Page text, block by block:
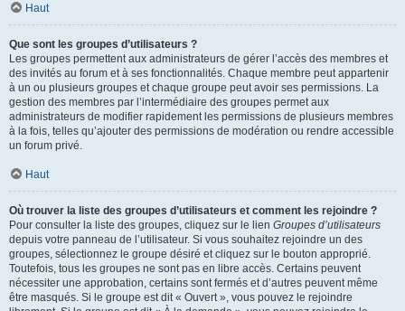
Haut
Que sont les groupes d’utilisateurs ?
Les groupes permettent aux administrateurs de gérer l’accès des membres et
des invités au forum et à ses fonctionnalités. Chaque membre peut appartenir
à un ou plusieurs groupes et chaque groupe peut avoir ses permissions. La
gestion des membres par l’intermédiaire des groupes permet aux
administrateurs de modifier rapidement les permissions de plusieurs membres
à la fois, telles qu’ajouter des permissions de modération ou rendre accessible
un forum privé.
Haut
Où trouver la liste des groupes d’utilisateurs et comment les rejoindre ?
Pour consulter la liste des groupes, cliquez sur le lien Groupes d’utilisateurs
depuis votre panneau de l’utilisateur. Si vous souhaitez rejoindre un des
groupes, sélectionnez le groupe désiré et cliquez sur le bouton approprié.
Toutefois, tous les groupes ne sont pas en libre accès. Certains peuvent
nécessiter une approbation, certains sont fermés et d’autres peuvent même
être masqués. Si le groupe est dit « Ouvert », vous pouvez le rejoindre